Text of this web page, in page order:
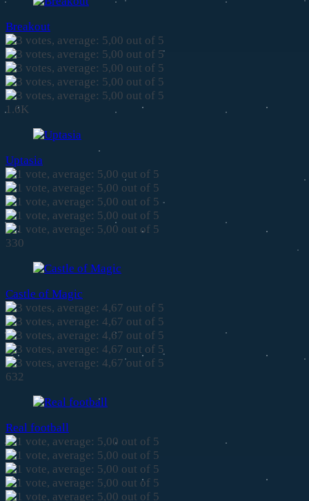
Breakout
1.6K
Uptasia
330
Castle of Magic
632
Real football